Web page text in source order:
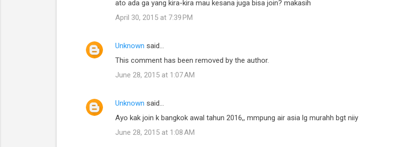
ato ada ga yang kira-kira mau kesana juga bisa join? makasih
April 30, 2015 at 7:39 PM
Unknown said…
This comment has been removed by the author.
June 28, 2015 at 1:07 AM
Unknown said…
Ayo kak join k bangkok awal tahun 2016,, mmpung air asia lg murahh bgt niiy
June 28, 2015 at 1:08 AM